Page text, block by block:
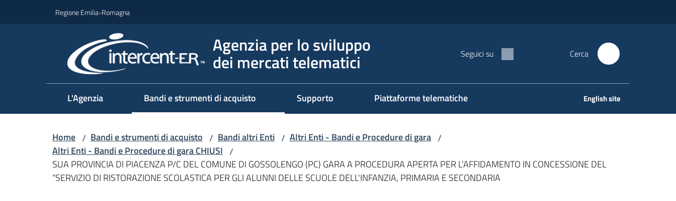
Regione Emilia-Romagna
Agenzia per lo sviluppo
dei mercati telematici Seguici su Cerca
L'Agenzia Bandi e strumenti di acquisto Supporto Piattaforme telematiche English site
Home / Bandi e strumenti di acquisto / Bandi altri Enti / Altri Enti - Bandi e Procedure di gara /
Altri Enti - Bandi e Procedure di gara CHIUSI /
SUA PROVINCIA DI PIACENZA P/C DEL COMUNE DI GOSSOLENGO (PC) GARA A PROCEDURA APERTA PER L’AFFIDAMENTO IN CONCESSIONE DEL
“SERVIZIO DI RISTORAZIONE SCOLASTICA PER GLI ALUNNI DELLE SCUOLE DELL'INFANZIA, PRIMARIA E SECONDARIA